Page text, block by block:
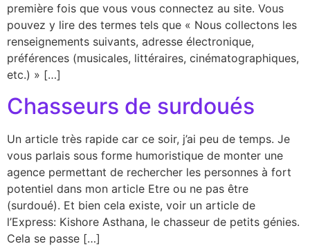
première fois que vous vous connectez au site. Vous
pouvez y lire des termes tels que « Nous collectons les
renseignements suivants, adresse électronique,
préférences (musicales, littéraires, cinématographiques,
etc.) » […]
Chasseurs de surdoués
Un article très rapide car ce soir, j’ai peu de temps. Je
vous parlais sous forme humoristique de monter une
agence permettant de rechercher les personnes à fort
potentiel dans mon article Etre ou ne pas être
(surdoué). Et bien cela existe, voir un article de
l’Express: Kishore Asthana, le chasseur de petits génies.
Cela se passe […]